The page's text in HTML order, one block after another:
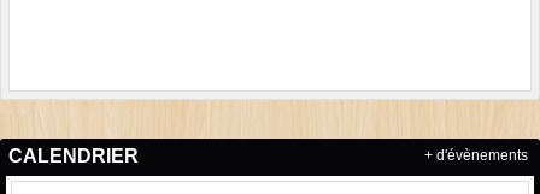
CALENDRIER + d'évènements